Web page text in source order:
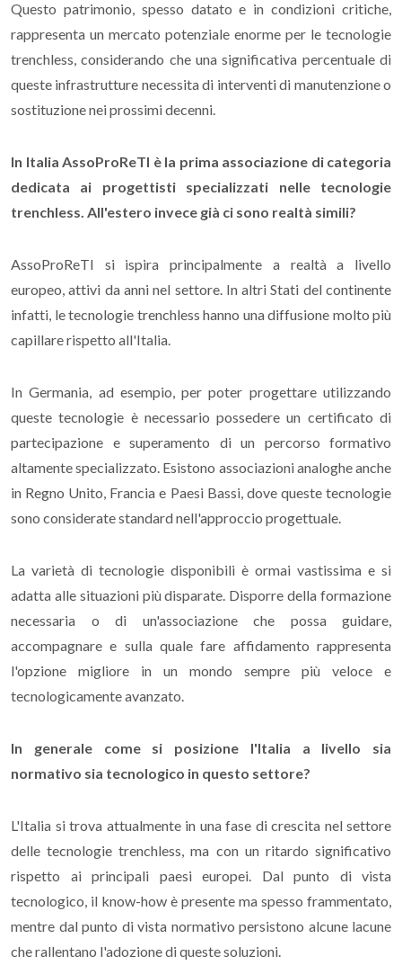
Questo patrimonio, spesso datato e in condizioni critiche,
rappresenta un mercato potenziale enorme per le tecnologie
trenchless, considerando che una significativa percentuale di
queste infrastrutture necessita di interventi di manutenzione o
sostituzione nei prossimi decenni.
In Italia AssoProReTI è la prima associazione di categoria
dedicata ai progettisti specializzati nelle tecnologie
trenchless. All'estero invece già ci sono realtà simili?
AssoProReTI si ispira principalmente a realtà a livello
europeo, attivi da anni nel settore. In altri Stati del continente
infatti, le tecnologie trenchless hanno una diffusione molto più
capillare rispetto all'Italia.
In Germania, ad esempio, per poter progettare utilizzando
queste tecnologie è necessario possedere un certificato di
partecipazione e superamento di un percorso formativo
altamente specializzato. Esistono associazioni analoghe anche
in Regno Unito, Francia e Paesi Bassi, dove queste tecnologie
sono considerate standard nell'approccio progettuale.
La varietà di tecnologie disponibili è ormai vastissima e si
adatta alle situazioni più disparate. Disporre della formazione
necessaria o di un'associazione che possa guidare,
accompagnare e sulla quale fare affidamento rappresenta
l'opzione migliore in un mondo sempre più veloce e
tecnologicamente avanzato.
In generale come si posizione l'Italia a livello sia
normativo sia tecnologico in questo settore?
L'Italia si trova attualmente in una fase di crescita nel settore
delle tecnologie trenchless, ma con un ritardo significativo
rispetto ai principali paesi europei. Dal punto di vista
tecnologico, il know-how è presente ma spesso frammentato,
mentre dal punto di vista normativo persistono alcune lacune
che rallentano l'adozione di queste soluzioni.